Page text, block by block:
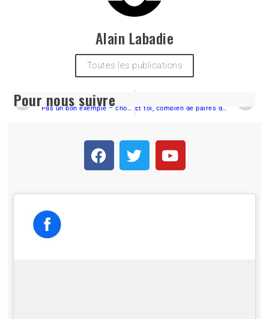
Alain Labadie
Toutes les publications
PRÉCÉDENT
Pas un bon exemple – chou à quebec a moto.com et aux ATR associées Et toi, combien de paires de gants as-tu ?
Pour nous suivre